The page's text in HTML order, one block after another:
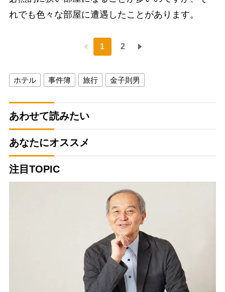
れでも色々な部屋に遭遇したことがあります。
1 2
ホテル 事件簿 旅行 金子則男
あわせて読みたい
あなたにオススメ
注目TOPIC